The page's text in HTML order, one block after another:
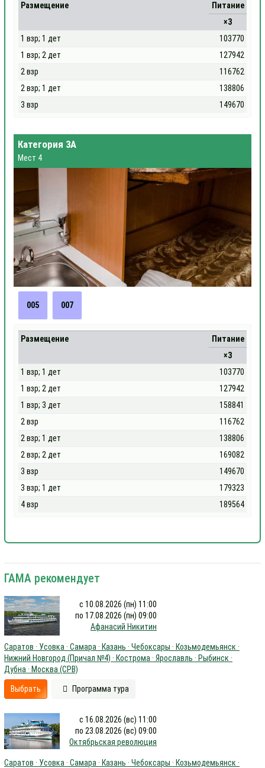
Размещение
Питание
×3
1 взр; 1 дет
103770
1 взр; 2 дет
127942
2 взр
116762
2 взр; 1 дет
138806
3 взр
149670
Категория 3А
Мест 4
005 007
Размещение
Питание
×3
1 взр; 1 дет
103770
1 взр; 2 дет
127942
1 взр; 3 дет
158841
2 взр
116762
2 взр; 1 дет
138806
2 взр; 2 дет
169082
3 взр
149670
3 взр; 1 дет
179323
4 взр
189564
ГАМА рекомендует
с 10.08.2026 (пн) 11:00
по 17.08.2026 (пн) 09:00
Афанасий Никитин
Саратов · Усовка · Самара · Казань · Чебоксары · Козьмодемьянск ·
Нижний Новгород (Причал №4) · Кострома · Ярославль · Рыбинск ·
Дубна · Москва (СРВ)
Выбрать Программа тура
с 16.08.2026 (вс) 11:00
по 23.08.2026 (вс) 09:00
Октябрьская революция
Саратов · Усовка · Самара · Казань · Чебоксары · Козьмодемьянск ·